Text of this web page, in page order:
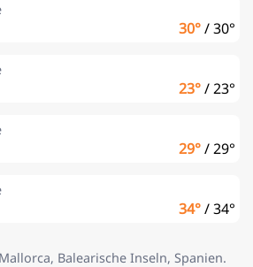
30°/30°
23°/23°
29°/29°
34°/34°
Balearische Inseln, Spanien.